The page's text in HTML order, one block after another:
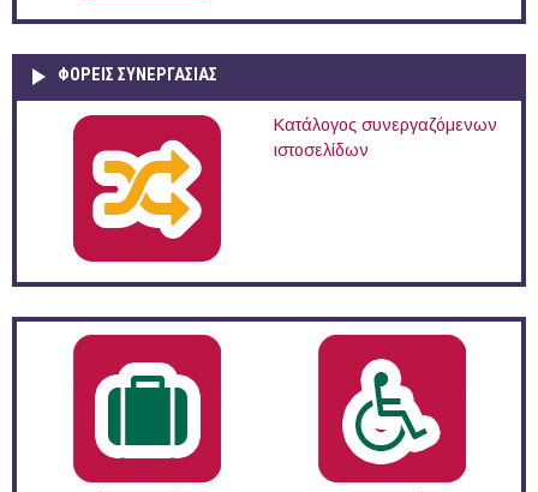
ΦΟΡΕΙΣ ΣΥΝΕΡΓΑΣΙΑΣ
Κατάλογος συνεργαζόμενων
ιστοσελίδων